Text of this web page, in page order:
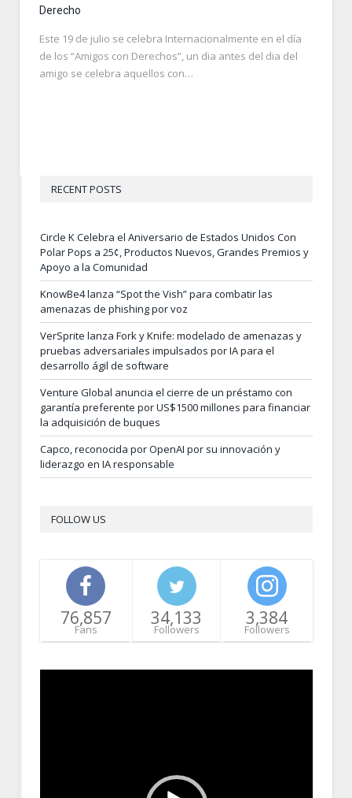
Derecho
Este 19 de julio se celebra Internacionalmente en el día
de los “Amigos con Derechos”, un dia antes del dia del
amigo se celebra aquellos con…
RECENT POSTS
Circle K Celebra el Aniversario de Estados Unidos Con
Polar Pops a 25¢, Productos Nuevos, Grandes Premios y
Apoyo a la Comunidad
KnowBe4 lanza “Spot the Vish” para combatir las
amenazas de phishing por voz
VerSprite lanza Fork y Knife: modelado de amenazas y
pruebas adversariales impulsados por IA para el
desarrollo ágil de software
Venture Global anuncia el cierre de un préstamo con
garantía preferente por US$1500 millones para financiar
la adquisición de buques
Capco, reconocida por OpenAI por su innovación y
liderazgo en IA responsable
FOLLOW US
76,857
Fans
34,133
Followers
3,384
Followers